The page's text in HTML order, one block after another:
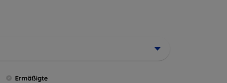
Ermäßigte